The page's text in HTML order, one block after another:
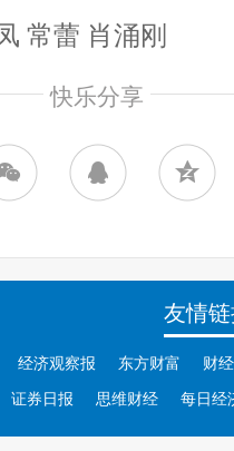
常蕾 肖涌刚
快乐分享
友情
经济观察报 东方财富 财
证券日报 思维财经 每日经